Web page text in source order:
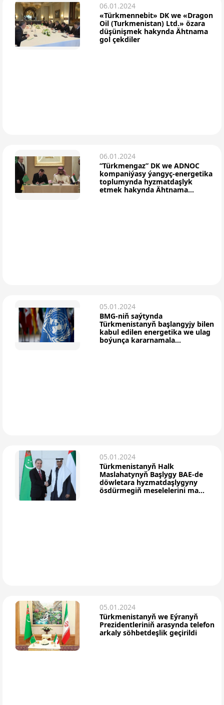
06.01.2024
«Türkmennebit» DK we «Dragon
Oil (Turkmenistan) Ltd.» özara
düşünişmek hakynda Ähtnama
gol çekdiler
06.01.2024
“Türkmengaz” DK we ADNOC
kompaniýasy ýangyç-energetika
toplumynda hyzmatdaşlyk
etmek hakynda Ähtnama...
05.01.2024
BMG-niň saýtynda
Türkmenistanyň başlangyjy bilen
kabul edilen energetika we ulag
boýunça kararnamala...
05.01.2024
Türkmenistanyň Halk
Maslahatynyň Başlygy BAE-de
döwletara hyzmatdaşlygyny
ösdürmegiň meselelerini ma...
05.01.2024
Türkmenistanyň we Eýranyň
Prezidentleriniň arasynda telefon
arkaly söhbetdeşlik geçirildi